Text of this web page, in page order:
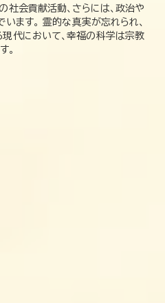
社会貢献活動、さらには、政治や
ます。 霊的な真実が忘れられ、
代において、幸福の科学は宗教
。